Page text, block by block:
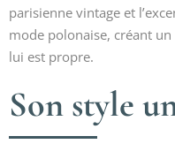
parisienne vintage et
mode polonaise, créant
lui est propre.
Son style